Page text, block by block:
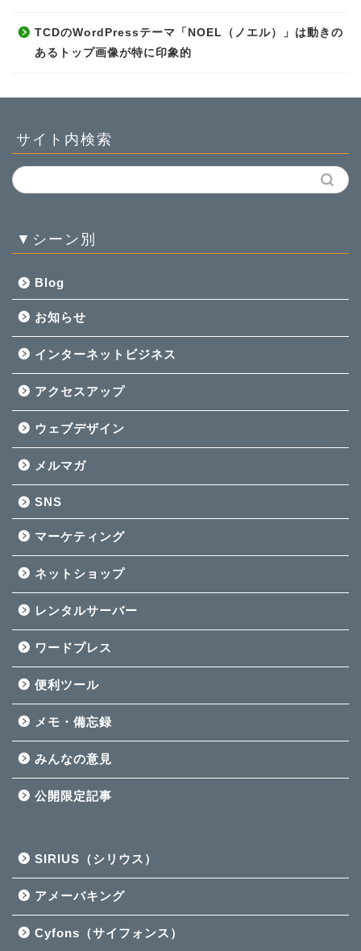
TCDのWordPressテーマ「NOEL（ノエル）」は動きの
あるトップ画像が特に印象的
サイト内検索
▼シーン別
Blog
お知らせ
インターネットビジネス
アクセスアップ
ウェブデザイン
メルマガ
SNS
マーケティング
ネットショップ
レンタルサーバー
ワードプレス
便利ツール
メモ・備忘録
みんなの意見
公開限定記事
SIRIUS（シリウス）
アメーバキング
Cyfons（サイフォンス）